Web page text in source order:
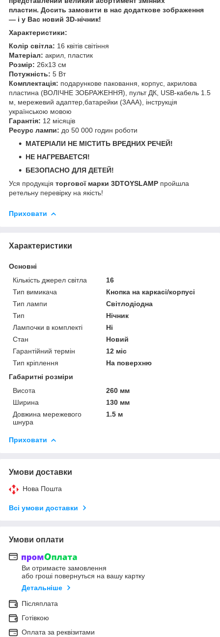
пластин. Досить замовити в нас додаткове зображення
— і у Вас новий 3D-нічник!
Характеристики:
Колір світла: 16 квітів світіння
Матеріал: акрил, пластик
Розмір: 26х13 см
Потужність: 5 Вт
Комплектація: подарункове паковання, корпус, акрилова
пластина (ВОЛІЧНЕ ЗОБРАЖЕННЯ), пульт ДК, USB-кабель 1.5
м, мережевий адаптер,батарейки (3ААА), інструкція
українською мовою
Гарантія: 12 місяців
Ресурс лампи: до 50 000 годин роботи
МАТЕРІАЛИ НЕ МІСТИТЬ ВРЕДНИХ РЕЧЕЙ!
НЕ НАГРЕВАЕТСЯ!
БЕЗОПАСНО ДЛЯ ДЕТЕЙ!
Уся продукція торгової марки 3DTOYSLAMP пройшла
ретельну перевірку на якість!
Приховати
Характеристики
Основні
Кількість джерел світла
16
Тип вимикача
Кнопка на каркасі/корпусі
Тип лампи
Світлодіодна
Тип
Нічник
Лампочки в комплекті
Ні
Стан
Новий
Гарантійний термін
12 міс
Тип кріплення
На поверхню
Габаритні розміри
Висота
260 мм
Ширина
130 мм
Довжина мережевого
шнура
1.5 м
Приховати
Умови доставки
Нова Пошта
Всі умови доставки
Умови оплати
Ви отримаєте замовлення
або гроші повернуться на вашу картку
Детальніше
Післяплата
Готівкою
Оплата за реквізитами